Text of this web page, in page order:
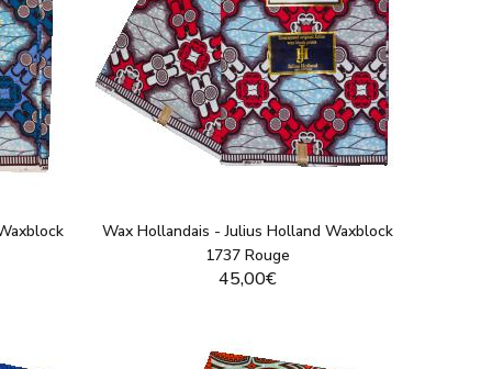
Wax Hollandais - Julius Holland Waxblock
1737 Rouge
45,00€